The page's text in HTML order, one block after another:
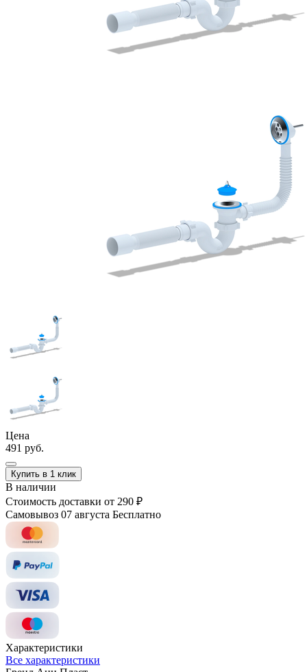
Цена
491 руб.
Купить в 1 клик
В наличии
Стоимость доставки от 290 ₽
Самовывоз 07 августа Бесплатно
Характеристики
Все характеристики